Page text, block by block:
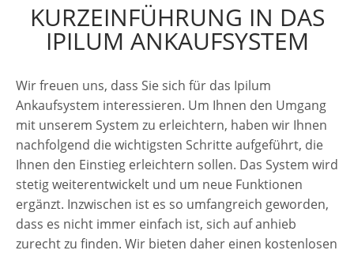
KURZEINFÜHRUNG IN DAS
IPILUM ANKAUFSYSTEM
Wir freuen uns, dass Sie sich für das Ipilum
Ankaufsystem interessieren. Um Ihnen den Umgang
mit unserem System zu erleichtern, haben wir Ihnen
nachfolgend die wichtigsten Schritte aufgeführt, die
Ihnen den Einstieg erleichtern sollen. Das System wird
stetig weiterentwickelt und um neue Funktionen
ergänzt. Inzwischen ist es so umfangreich geworden,
dass es nicht immer einfach ist, sich auf anhieb
zurecht zu finden. Wir bieten daher einen kostenlosen